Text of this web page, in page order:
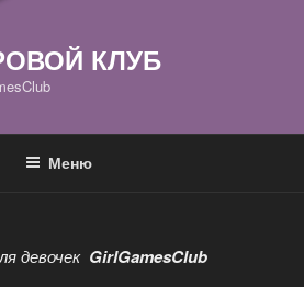
КЛУБ
Меню
девочек GirlGamesClub